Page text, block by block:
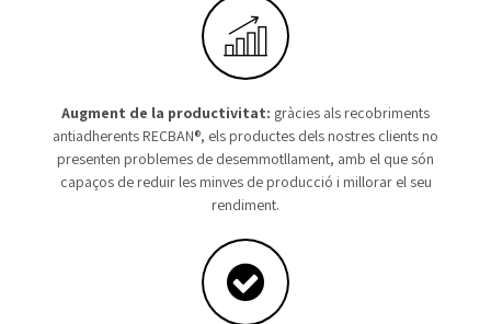
Augment de la productivitat: gràcies als recobriments
antiadherents RECBAN®, els productes dels nostres clients no
presenten problemes de desemmotllament, amb el que són
capaços de reduir les minves de producció i millorar el seu
rendiment.